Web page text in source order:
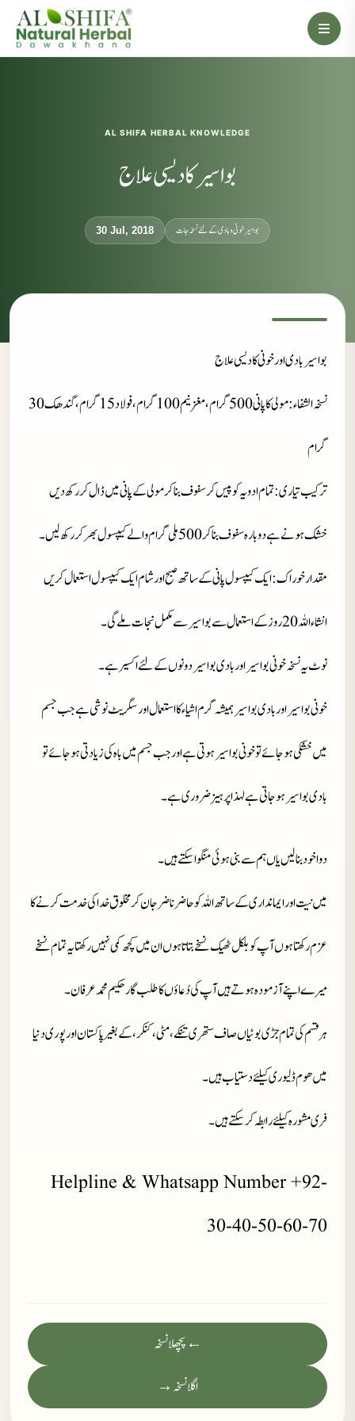
AL SHIFA HERBAL KNOWLEDGE
بواسیر کا دیسی علاج
30 Jul, 2018 بواسیر خونی و بادی کے لئے نسخہ جات
بواسیر بادی اور خونی کا دیسی علاج
نسخہ الشفاء
: مولی کا پانی 500 گرام، مغز نیم 100 گرام، فولاد 15 گرام، گندھک 30
گرام
ترکیب تیاری: تمام ادویہ کو پیس کر سفوف بنا کر مو لی کے پانی میں ڈال کر رکھ دیں
خشک ہونے ہے دوبارہ سفوف بنا کر 500 ملی گرام والے کیپسول بھر کر رکھ لیں۔
مقدار خوراک: ایک کیپسول پانی کے ساتھ صبح اور شام ایک کیپسول استعمال کریں
انشاءاللہ 20 روز کے استعمال سے بواسیر سے مکمل نجات ملے گی۔
نوٹیہ نسخہ خونی بواسیر اور بادی بواسیر دونوں کے لئے اکسیر ہے۔
خونی بواسیر اور بادی بواسیر ہمیشہ گرم اشیاء کا استعمال اور سگریٹ نوشی ہے جب جسم
میں خشکی ہو جائے تو خونی بواسیر ہوتی ہے اور جب جسم میں باہ کی زیادتی ہو جائے تو
بادی بواسیر ہو جاتی ہے لہذا پرہیز ضروری ہے۔
دوا خود بنا لیں یاں ہم سے بنی ہوئی منگوا سکتے ہیں۔
میں نیت اور ایمانداری کے ساتھ اللہ کو حاضر ناضر جان کر مخلوق خدا کی خدمت کرنے کا
عزم رکھتا ہوں آپ کو بلکل ٹھیک نسخے بتاتا ہوں ان میں کچھ کمی نہیں رکھتا یہ تمام نسخے
میرے اپنے آزمودہ ہوتے ہیں آپ کی دُعاؤں کا طلب گار حکیم محمد عرفان۔
ہر قسم کی تمام جڑی بوٹیاں صاف ستھری تنکے، مٹی، کنکر، کے بغیر پاکستان اور پوری دنیا
میں ھوم ڈلیوری کیلئے دستیاب ہیں۔
فری مشورہ کیلئے رابطہ کر سکتے ہیں۔
Helpline & Whatsapp Number +92-
30-40-50-60-70
← پچھلا نسخہ
اگلا نسخہ →